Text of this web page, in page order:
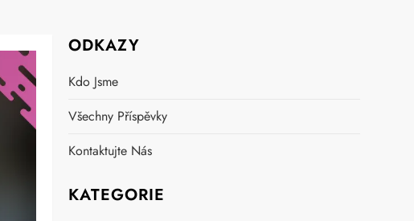
ODKAZY
Kdo Jsme
Všechny Příspěvky
Kontaktujte Nás
KATEGORIE